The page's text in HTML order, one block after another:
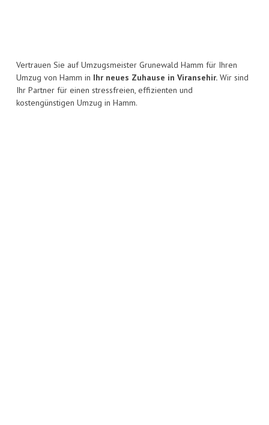
Vertrauen Sie auf Umzugsmeister Grunewald Hamm für Ihren
Umzug von Hamm in Ihr neues Zuhause in Viransehir. Wir sind
Ihr Partner für einen stressfreien, effizienten und
kostengünstigen Umzug in Hamm.